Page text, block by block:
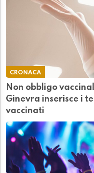
CRONACA
Non obbligo
Ginevra inserisce i
vaccinati